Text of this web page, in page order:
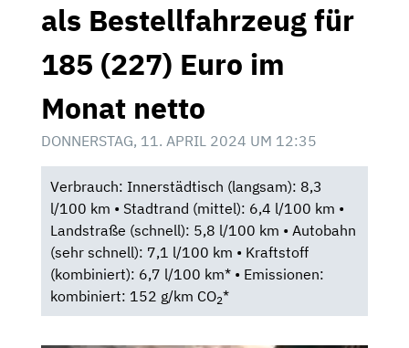
als Bestellfahrzeug für
185 (227) Euro im
Monat netto
DONNERSTAG, 11. APRIL 2024 UM 12:35
Verbrauch: Innerstädtisch (langsam): 8,3
l/100 km • Stadtrand (mittel): 6,4 l/100 km •
Landstraße (schnell): 5,8 l/100 km • Autobahn
(sehr schnell): 7,1 l/100 km • Kraftstoff
(kombiniert): 6,7 l/100 km* • Emissionen:
kombiniert: 152 g/km CO2*